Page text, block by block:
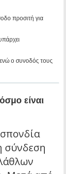
προσιτή για
ο συνοδός τους
είναι
σύνδεση